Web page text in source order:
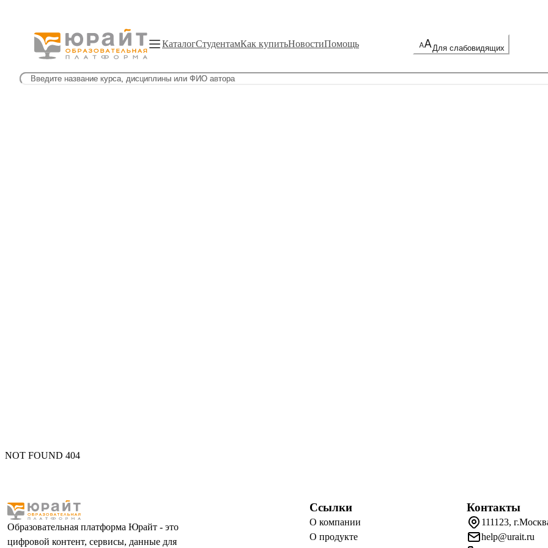
КаталогСтудентамКак купитьНовостиПомощь Для слабовидящих
NOT FOUND 404
Образовательная платформа Юрайт - это
цифровой контент, сервисы, данные для
Ссылки
О компании
О продукте
Контакты
111123,
help@urait.ru